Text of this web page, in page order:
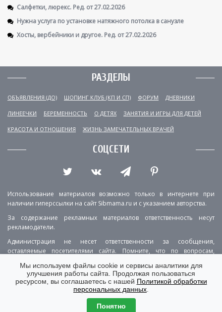
Салфетки, люрекс. Ред. от 27.02.2026
Нужна услуга по установке натяжного потолка в санузле
Хосты, вербейники и другое. Ред. от 27.02.2026
РАЗДЕЛЫ
ОБЪЯВЛЕНИЯ (ДО) ШОПИНГ КЛУБ (КП И СП) ФОРУМ ДНЕВНИКИ
ЛИНЕЕЧКИ БЕРЕМЕННОСТЬ О ДЕТЯХ ЗАНЯТИЯ И ИГРЫ ДЛЯ ДЕТЕЙ
КРАСОТА И ОТНОШЕНИЯ ЖИЗНЬ ЗАМЕЧАТЕЛЬНЫХ ВРАЧЕЙ
СОЦСЕТИ
Использование материалов возможно только в интернете при
наличии гиперссылки на сайт Sibmama.ru и с указанием авторства.
За содержание рекламных материалов ответственность несут
рекламодатели.
Администрация не несет ответственности за сообщения,
оставляемые посетителями сайта. Помните, что по вопросам,
РЕКЛАМА О ПРОЕКТЕ
КОНТАКТЫ
ПОЛИТИКА КОНФИДЕНЦИАЛЬНОСТИ
ВЕРСИЯ ДЛЯ КОМПЬЮТЕРА
Мы используем файлы cookie и сервисы аналитики для
улучшения работы сайта. Продолжая пользоваться
ресурсом, вы соглашаетесь с нашей Политикой обработки
персональных данных
Понятно